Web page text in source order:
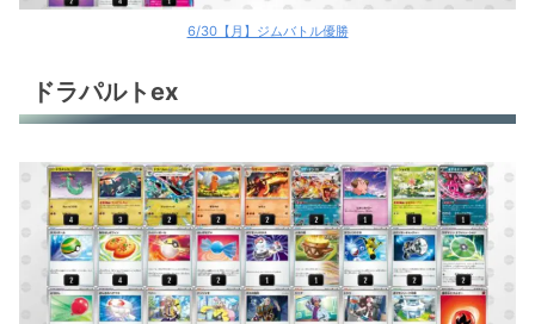
6/30【月】ジムバトル優勝
ドラパルトex